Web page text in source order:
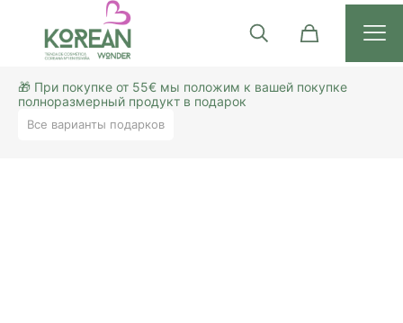
🎁 При покупке от 55€ мы положим к вашей покупке
полноразмерный продукт в подарок
Все варианты подарков